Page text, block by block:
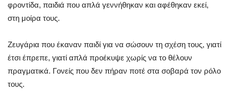
φροντίδα, παιδιά που απλά γεννήθηκαν και αφέθηκαν εκεί,
στη μοίρα τους.
Ζευγάρια που έκαναν παιδί για να σώσουν τη σχέση τους, γιατί
έτσι έπρεπε, γιατί απλά προέκυψε χωρίς να το θέλουν
πραγματικά. Γονείς που δεν πήραν ποτέ στα σοβαρά τον ρόλο
τους.